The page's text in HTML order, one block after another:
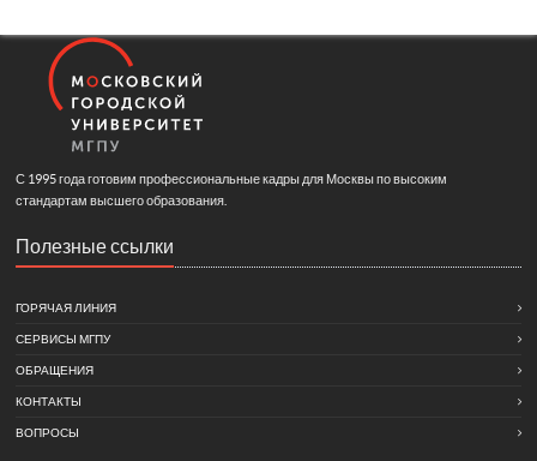
С 1995 года готовим профессиональные кадры для Москвы по высоким
стандартам высшего образования.
Полезные ссылки
ГОРЯЧАЯ ЛИНИЯ
СЕРВИСЫ МГПУ
ОБРАЩЕНИЯ
КОНТАКТЫ
ВОПРОСЫ